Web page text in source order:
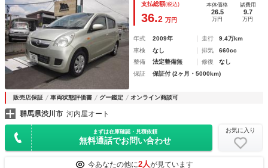
支払総額(税込)
36.2 万円
本体価格
26.5
万円
諸費用
9.7
万円
年式 2009年 走行
9.4万km
車検
なし 排気
660cc
整備
法定整備無 修復
なし
保証
保証付 (2ヶ月・5000km)
販売店保証 車両状態評価書 グー鑑定 オンライン商談可
群馬県渋川市 河内屋オート
まずは在庫確認・見積依頼
無料通話でお問い合わせ
お気に入り
今あなたの他に2人が見ています